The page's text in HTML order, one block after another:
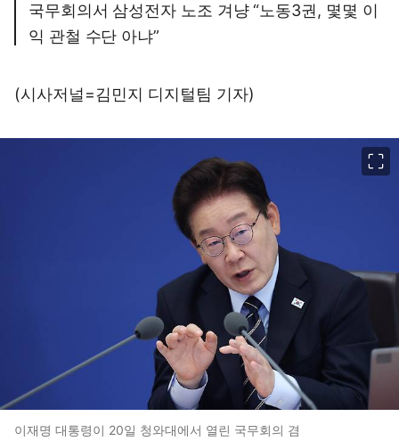
국무회의서 삼성전자 노조 겨냥 “노동3권, 몇몇 이
익 관철 수단 아냐”
(시사저널=김민지 디지털팀 기자)
이재명 대통령이 20일 청와대에서 열린 국무회의 겸